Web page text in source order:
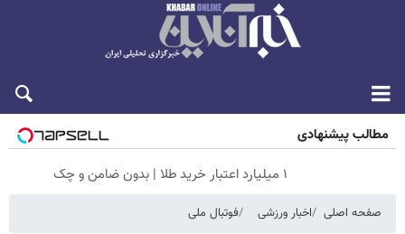
پنجشنبه ۱۵ مرداد ۱۴۰۵
مطالب پیشنهادی
۱ میلیارد اعتبار خرید طلا | بدون ضامن و چک
صفحه اصلی اخبار ورزشی فوتبال ملی